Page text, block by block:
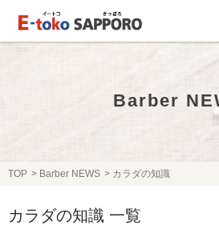
Barber
TOP Barber NEWS カラダの知識
カラダの知識 一覧